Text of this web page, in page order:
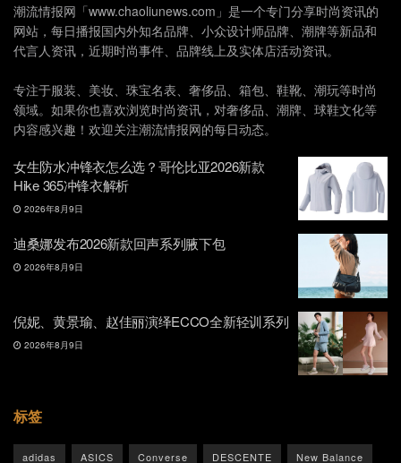
潮流情报网「www.chaoliunews.com」是一个专门分享时尚资讯的
网站，每日播报国内外知名品牌、小众设计师品牌、潮牌等新品和
代言人资讯，近期时尚事件、品牌线上及实体店活动资讯。
专注于服装、美妆、珠宝名表、奢侈品、箱包、鞋靴、潮玩等时尚
领域。如果你也喜欢浏览时尚资讯，对奢侈品、潮牌、球鞋文化等
内容感兴趣！欢迎关注潮流情报网的每日动态。
女生防水冲锋衣怎么选？哥伦比亚2026新款
Hike 365冲锋衣解析
2026年8月9日
迪桑娜发布2026新款回声系列腋下包
2026年8月9日
倪妮、黄景瑜、赵佳丽演绎ECCO全新轻训系列
2026年8月9日
标签
adidas ASICS Converse DESCENTE New Balance